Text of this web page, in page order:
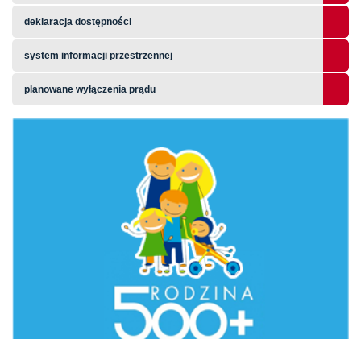
deklaracja dostępności
system informacji przestrzennej
planowane wyłączenia prądu